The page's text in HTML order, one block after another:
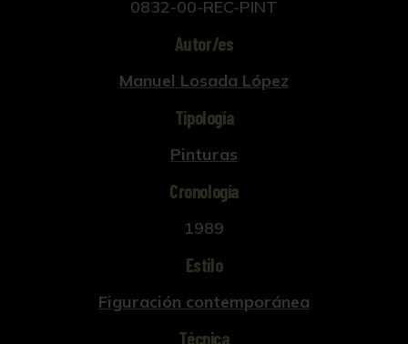
0832-00-REC-PINT
Autor/es
Manuel Losada López
Tipología
Pinturas
Cronología
1989
Estilo
Figuración contemporánea
Técnica